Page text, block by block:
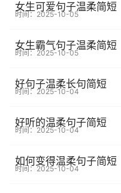
女生可爱句子温柔简短
时间：2025-10-05
女生霸气句子温柔简短
时间：2025-10-05
好句子温柔长句简短
时间：2025-10-04
好听的温柔句子简短
时间：2025-10-04
如何变得温柔句子简短
时间：2025-10-04